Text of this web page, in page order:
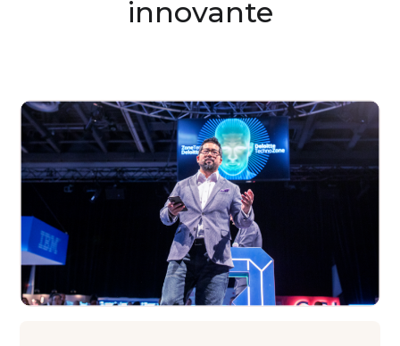
innovante